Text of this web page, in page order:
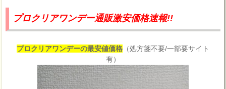
プロクリアワンデー通販激安価格速報!!
プロクリアワンデーの最安値価格（処方箋不要/一部要サイト
有）